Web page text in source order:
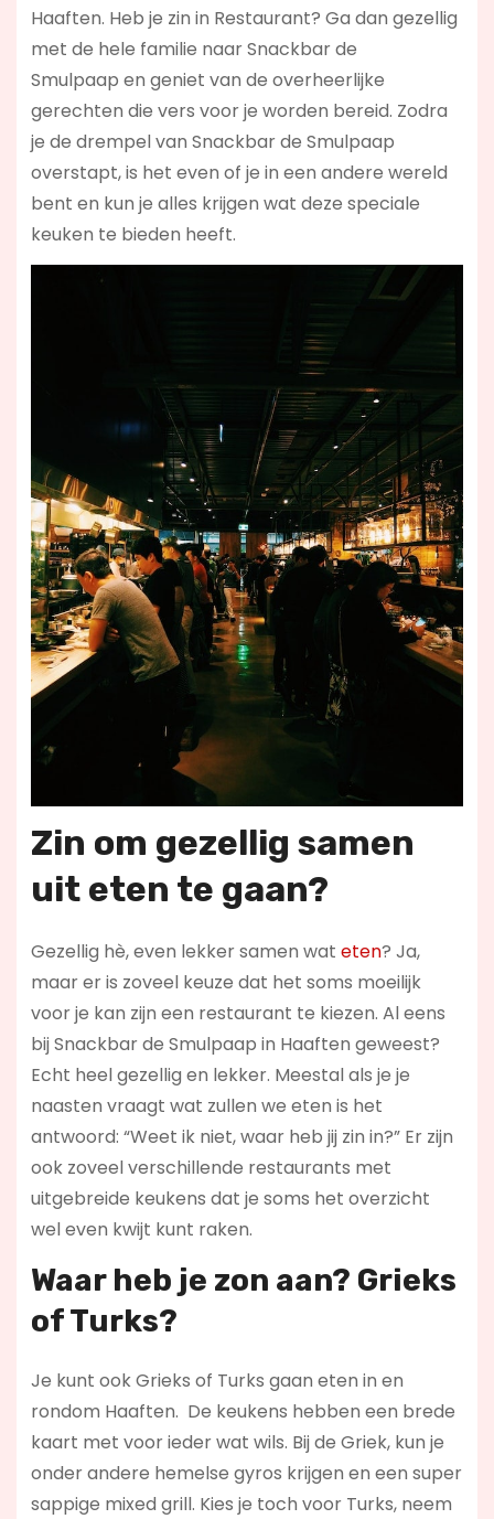
Haaften. Heb je zin in Restaurant? Ga dan gezellig
met de hele familie naar Snackbar de
Smulpaap en geniet van de overheerlijke
gerechten die vers voor je worden bereid. Zodra
je de drempel van Snackbar de Smulpaap
overstapt, is het even of je in een andere wereld
bent en kun je alles krijgen wat deze speciale
keuken te bieden heeft.
Zin om gezellig samen
uit eten te gaan?
Gezellig hè, even lekker samen wat eten? Ja,
maar er is zoveel keuze dat het soms moeilijk
voor je kan zijn een restaurant te kiezen. Al eens
bij Snackbar de Smulpaap in Haaften geweest?
Echt heel gezellig en lekker. Meestal als je je
naasten vraagt wat zullen we eten is het
antwoord: “Weet ik niet, waar heb jij zin in?” Er zijn
ook zoveel verschillende restaurants met
uitgebreide keukens dat je soms het overzicht
wel even kwijt kunt raken.
Waar heb je zon aan? Grieks
of Turks?
Je kunt ook Grieks of Turks gaan eten in en
rondom Haaften. De keukens hebben een brede
kaart met voor ieder wat wils. Bij de Griek, kun je
onder andere hemelse gyros krijgen en een super
sappige mixed grill. Kies je toch voor Turks, neem